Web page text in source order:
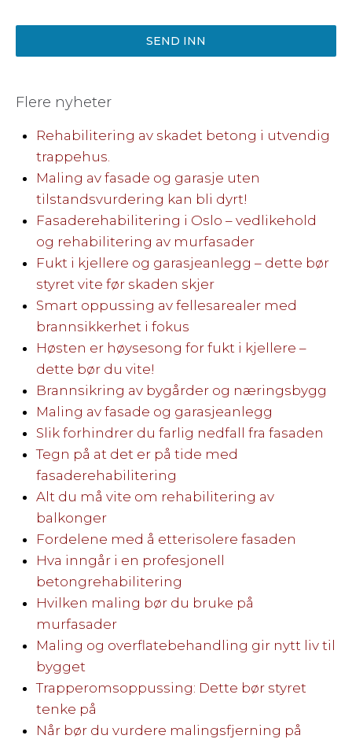
SEND INN
Flere nyheter
Rehabilitering av skadet betong i utvendig
trappehus.
Maling av fasade og garasje uten
tilstandsvurdering kan bli dyrt!
Fasaderehabilitering i Oslo – vedlikehold
og rehabilitering av murfasader
Fukt i kjellere og garasjeanlegg – dette bør
styret vite før skaden skjer
Smart oppussing av fellesarealer med
brannsikkerhet i fokus
Høsten er høysesong for fukt i kjellere –
dette bør du vite!
Brannsikring av bygårder og næringsbygg
Maling av fasade og garasjeanlegg
Slik forhindrer du farlig nedfall fra fasaden
Tegn på at det er på tide med
fasaderehabilitering
Alt du må vite om rehabilitering av
balkonger
Fordelene med å etterisolere fasaden
Hva inngår i en profesjonell
betongrehabilitering
Hvilken maling bør du bruke på
murfasader
Maling og overflatebehandling gir nytt liv til
bygget
Trapperomsoppussing: Dette bør styret
tenke på
Når bør du vurdere malingsfjerning på